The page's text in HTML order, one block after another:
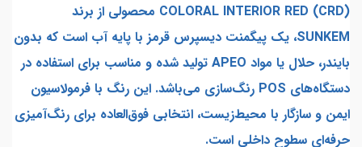
(CRD)
COLORAL INTERIOR RED محصولی از برند
SUNKEM، یک پیگمنت دیسپرس قرمز با پایه آب است که بدون
بایندر، حلال یا مواد APEO تولید شده و مناسب برای استفاده در
دستگاه‌های POS رنگ‌سازی می‌باشد. این رنگ با فرمولاسیون
ایمن و سازگار با محیط‌زیست، انتخابی فوق‌العاده برای رنگ‌آمیزی
حرفه‌ای سطوح داخلی است.